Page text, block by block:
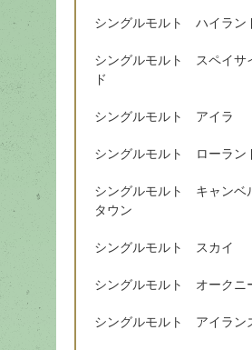
シングルモルト ハイラン
シングルモルト スペイサ
ド
シングルモルト アイラ
シングルモルト ローラン
シングルモルト キャンベ
タウン
シングルモルト スカイ
シングルモルト オークニ
シングルモルト アイラン